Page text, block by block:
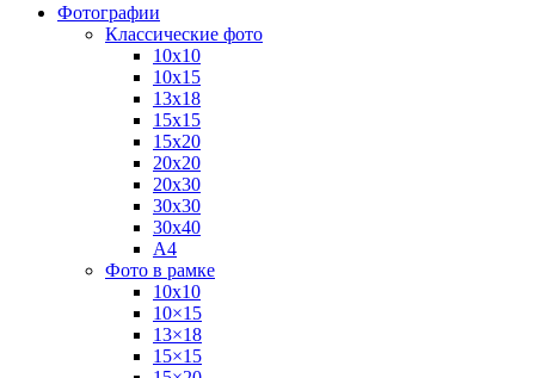
Фотографии
Классические фото
10х10
10х15
13х18
15х15
15х20
20х20
20х30
30х30
30х40
А4
Фото в рамке
10х10
10×15
13×18
15×15